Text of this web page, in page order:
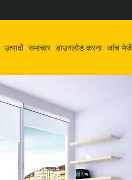
उत्पादों समाचार डाउनलोड करना जांच भेजें